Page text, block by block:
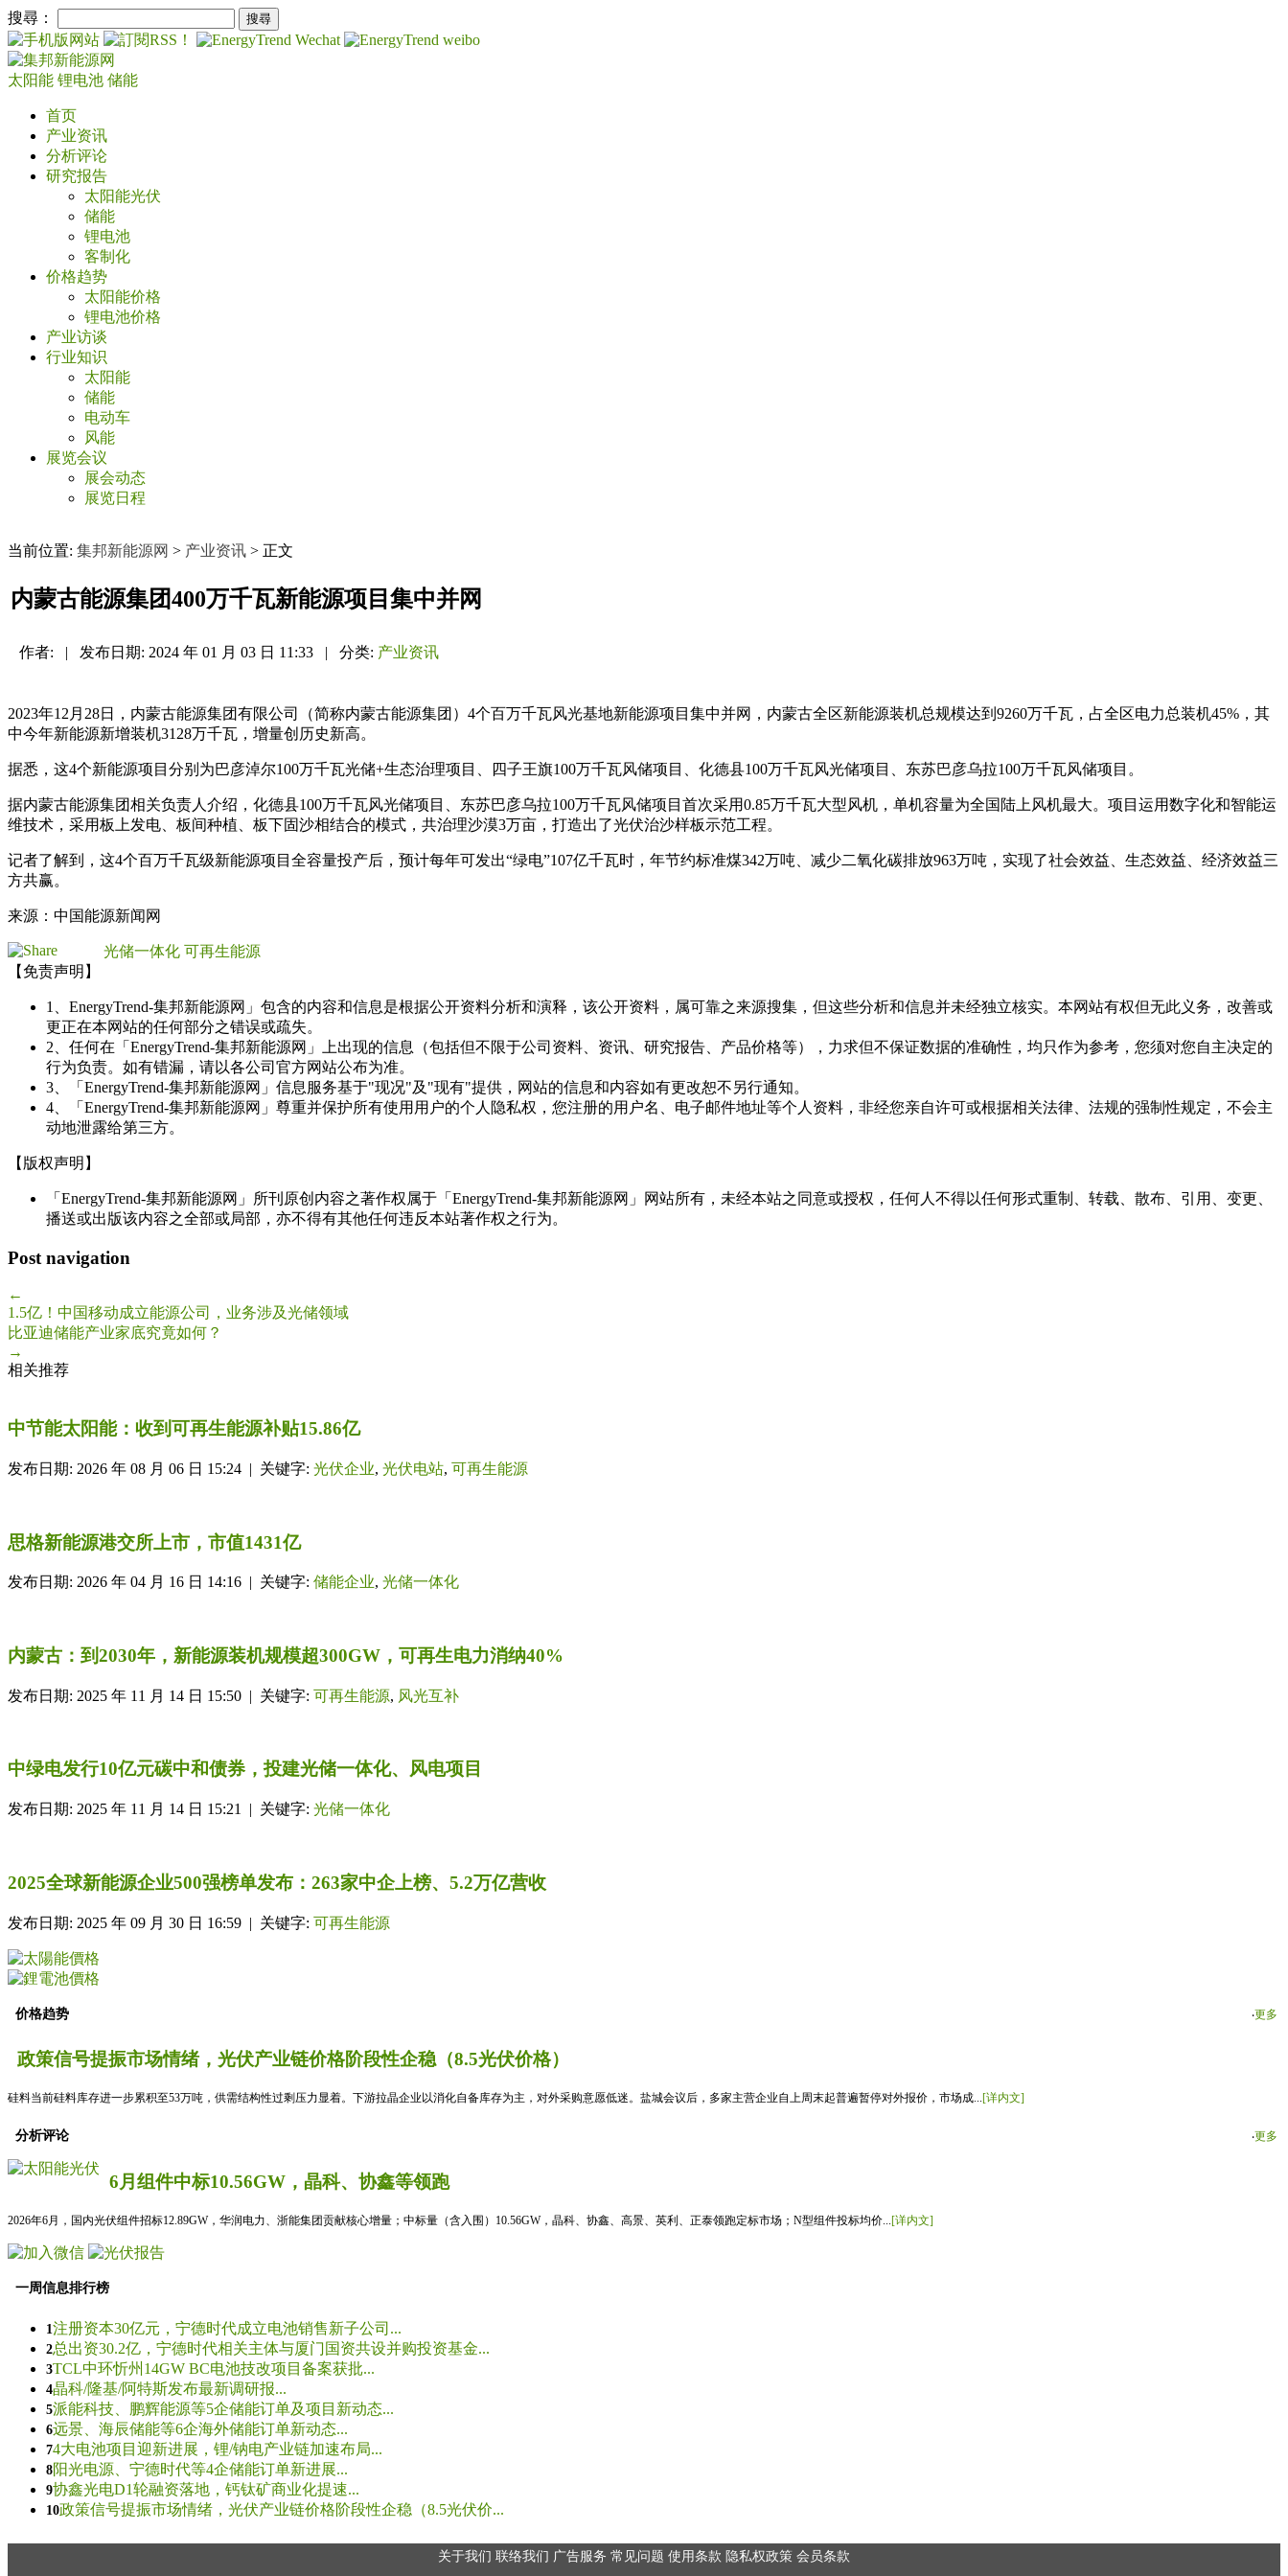
搜尋：
太阳能 锂电池 储能
首页
产业资讯
分析评论
研究报告
太阳能光伏
储能
锂电池
客制化
价格趋势
太阳能价格
锂电池价格
产业访谈
行业知识
太阳能
储能
电动车
风能
展览会议
展会动态
展览日程
当前位置: 集邦新能源网 > 产业资讯 > 正文
内蒙古能源集团400万千瓦新能源项目集中并网
作者: | 发布日期: 2024 年 01 月 03 日 11:33 | 分类: 产业资讯
2023年12月28日，内蒙古能源集团有限公司（简称内蒙古能源集团）4个百万千瓦风光基地新能源项目集中并网，内蒙古全区新能源装机总规模达到9260万千瓦，占全区电力总装机45%，其
中今年新能源新增装机3128万千瓦，增量创历史新高。
据悉，这4个新能源项目分别为巴彦淖尔100万千瓦光储+生态治理项目、四子王旗100万千瓦风储项目、化德县100万千瓦风光储项目、东苏巴彦乌拉100万千瓦风储项目。
据内蒙古能源集团相关负责人介绍，化德县100万千瓦风光储项目、东苏巴彦乌拉100万千瓦风储项目首次采用0.85万千瓦大型风机，单机容量为全国陆上风机最大。项目运用数字化和智能运
维技术，采用板上发电、板间种植、板下固沙相结合的模式，共治理沙漠3万亩，打造出了光伏治沙样板示范工程。
记者了解到，这4个百万千瓦级新能源项目全容量投产后，预计每年可发出“绿电”107亿千瓦时，年节约标准煤342万吨、减少二氧化碳排放963万吨，实现了社会效益、生态效益、经济效益三
方共赢。
来源：中国能源新闻网
光储一体化 可再生能源
【免责声明】
1、EnergyTrend-集邦新能源网」包含的内容和信息是根据公开资料分析和演释，该公开资料，属可靠之来源搜集，但这些分析和信息并未经独立核实。本网站有权但无此义务，改善或
更正在本网站的任何部分之错误或疏失。
2、任何在「EnergyTrend-集邦新能源网」上出现的信息（包括但不限于公司资料、资讯、研究报告、产品价格等），力求但不保证数据的准确性，均只作为参考，您须对您自主决定的
行为负责。如有错漏，请以各公司官方网站公布为准。
3、「EnergyTrend-集邦新能源网」信息服务基于"现况"及"现有"提供，网站的信息和内容如有更改恕不另行通知。
4、「EnergyTrend-集邦新能源网」尊重并保护所有使用用户的个人隐私权，您注册的用户名、电子邮件地址等个人资料，非经您亲自许可或根据相关法律、法规的强制性规定，不会主
动地泄露给第三方。
【版权声明】
「EnergyTrend-集邦新能源网」所刊原创内容之著作权属于「EnergyTrend-集邦新能源网」网站所有，未经本站之同意或授权，任何人不得以任何形式重制、转载、散布、引用、变更、
播送或出版该内容之全部或局部，亦不得有其他任何违反本站著作权之行为。
Post navigation
←
1.5亿！中国移动成立能源公司，业务涉及光储领域
比亚迪储能产业家底究竟如何？
→
相关推荐
中节能太阳能：收到可再生能源补贴15.86亿
发布日期: 2026 年 08 月 06 日 15:24 | 关键字: 光伏企业, 光伏电站, 可再生能源
思格新能源港交所上市，市值1431亿
发布日期: 2026 年 04 月 16 日 14:16 | 关键字: 储能企业, 光储一体化
内蒙古：到2030年，新能源装机规模超300GW，可再生电力消纳40%
发布日期: 2025 年 11 月 14 日 15:50 | 关键字: 可再生能源, 风光互补
中绿电发行10亿元碳中和债券，投建光储一体化、风电项目
发布日期: 2025 年 11 月 14 日 15:21 | 关键字: 光储一体化
2025全球新能源企业500强榜单发布：263家中企上榜、5.2万亿营收
发布日期: 2025 年 09 月 30 日 16:59 | 关键字: 可再生能源
价格趋势 ‧更多
政策信号提振市场情绪，光伏产业链价格阶段性企稳（8.5光伏价格）
硅料当前硅料库存进一步累积至53万吨，供需结构性过剩压力显着。下游拉晶企业以消化自备库存为主，对外采购意愿低迷。盐城会议后，多家主营企业自上周末起普遍暂停对外报价，市场成...[详内文]
分析评论 ‧更多
6月组件中标10.56GW，晶科、协鑫等领跑
2026年6月，国内光伏组件招标12.89GW，华润电力、浙能集团贡献核心增量；中标量（含入围）10.56GW，晶科、协鑫、高景、英利、正泰领跑定标市场；N型组件投标均价... [详内文]
一周信息排行榜
1注册资本30亿元，宁德时代成立电池销售新子公司...
2总出资30.2亿，宁德时代相关主体与厦门国资共设并购投资基金...
3TCL中环忻州14GW BC电池技改项目备案获批...
4晶科/隆基/阿特斯发布最新调研报...
5派能科技、鹏辉能源等5企储能订单及项目新动态...
6远景、海辰储能等6企海外储能订单新动态...
74大电池项目迎新进展，锂/钠电产业链加速布局...
8阳光电源、宁德时代等4企储能订单新进展...
9协鑫光电D1轮融资落地，钙钛矿商业化提速...
10政策信号提振市场情绪，光伏产业链价格阶段性企稳（8.5光伏价...
关于我们 联络我们 广告服务 常见问题 使用条款 隐私权政策 会员条款